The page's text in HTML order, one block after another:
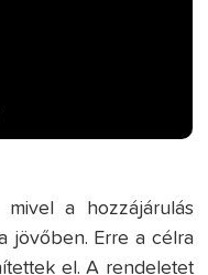
a hozzájárulás
jövőben. Erre a célra
el. A rendeletet